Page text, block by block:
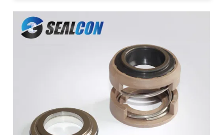
FBL-28 untere Teile für flygt 3101 Pumpe